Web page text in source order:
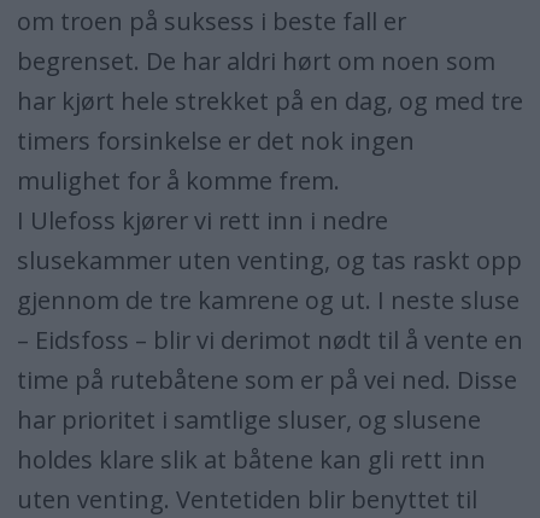
om troen på suksess i beste fall er
begrenset. De har aldri hørt om noen som
har kjørt hele strekket på en dag, og med tre
timers forsinkelse er det nok ingen
mulighet for å komme frem.
I Ulefoss kjører vi rett inn i nedre
slusekammer uten venting, og tas raskt opp
gjennom de tre kamrene og ut. I neste sluse
– Eidsfoss – blir vi derimot nødt til å vente en
time på rutebåtene som er på vei ned. Disse
har prioritet i samtlige sluser, og slusene
holdes klare slik at båtene kan gli rett inn
uten venting. Ventetiden blir benyttet til